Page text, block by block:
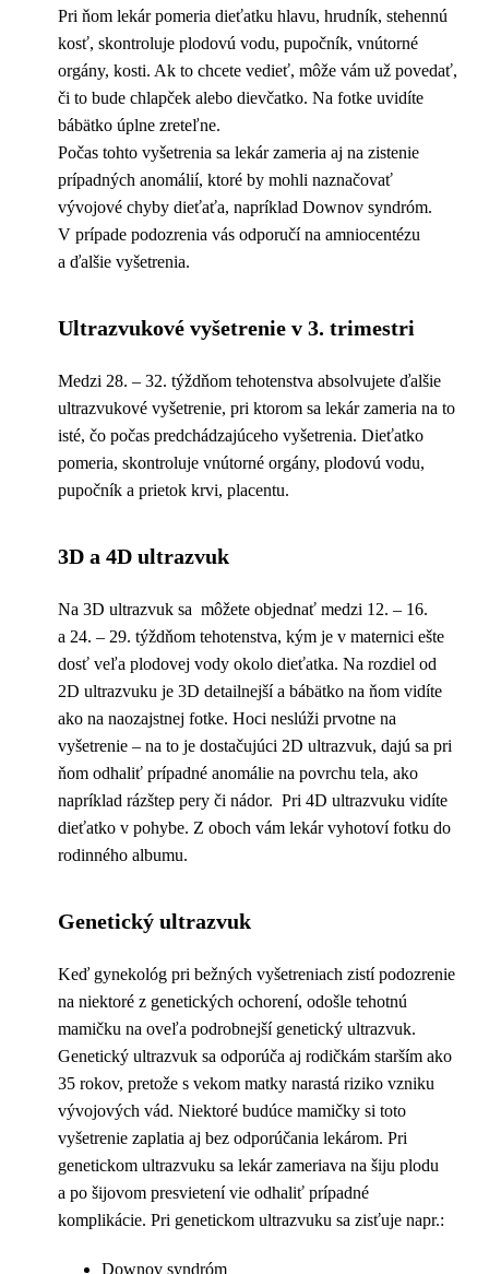
Pri ňom lekár pomeria dieťatku hlavu, hrudník, stehennú
kosť, skontroluje plodovú vodu, pupočník, vnútorné
orgány, kosti. Ak to chcete vedieť, môže vám už povedať,
či to bude chlapček alebo dievčatko. Na fotke uvidíte
bábätko úplne zreteľne.
Počas tohto vyšetrenia sa lekár zameria aj na zistenie
prípadných anomálií, ktoré by mohli naznačovať
vývojové chyby dieťaťa, napríklad Downov syndróm.
V prípade podozrenia vás odporučí na amniocentézu
a ďalšie vyšetrenia.
Ultrazvukové vyšetrenie v 3. trimestri
Medzi 28. – 32. týždňom tehotenstva absolvujete ďalšie
ultrazvukové vyšetrenie, pri ktorom sa lekár zameria na to
isté, čo počas predchádzajúceho vyšetrenia. Dieťatko
pomeria, skontroluje vnútorné orgány, plodovú vodu,
pupočník a prietok krvi, placentu.
3D a 4D ultrazvuk
Na 3D ultrazvuk sa môžete objednať medzi 12. – 16.
a 24. – 29. týždňom tehotenstva, kým je v maternici ešte
dosť veľa plodovej vody okolo dieťatka. Na rozdiel od
2D ultrazvuku je 3D detailnejší a bábätko na ňom vidíte
ako na naozajstnej fotke. Hoci neslúži prvotne na
vyšetrenie – na to je dostačujúci 2D ultrazvuk, dajú sa pri
ňom odhaliť prípadné anomálie na povrchu tela, ako
napríklad rázštep pery či nádor. Pri 4D ultrazvuku vidíte
dieťatko v pohybe. Z oboch vám lekár vyhotoví fotku do
rodinného albumu.
Genetický ultrazvuk
Keď gynekológ pri bežných vyšetreniach zistí podozrenie
na niektoré z genetických ochorení, odošle tehotnú
mamičku na oveľa podrobnejší genetický ultrazvuk.
Genetický ultrazvuk sa odporúča aj rodičkám starším ako
35 rokov, pretože s vekom matky narastá riziko vzniku
vývojových vád. Niektoré budúce mamičky si toto
vyšetrenie zaplatia aj bez odporúčania lekárom. Pri
genetickom ultrazvuku sa lekár zameriava na šiju plodu
a po šijovom presvietení vie odhaliť prípadné
komplikácie. Pri genetickom ultrazvuku sa zisťuje napr.:
Downov syndróm